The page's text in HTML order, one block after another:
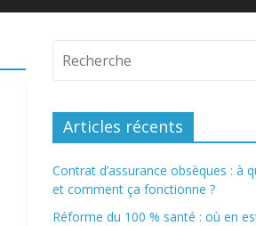
Articles récents
Contrat d’assurance obsèques : à
et comment ça fonctionne ?
Réforme du 100 % santé : où en